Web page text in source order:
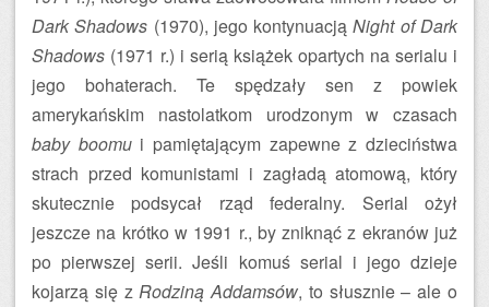
Dark Shadows (1970), jego kontynuacjąNight of Dark
Shadows (1971 r.) i serią książek opartych na serialu i
jego bohaterach. Te spędzały sen z powiek
amerykańskim nastolatkom urodzonym w czasach
baby boomui pamiętającym zapewne z dzieciństwa
strach przed komunistami i zagładą atomową, który
skutecznie podsycał rząd federalny. Serial ożył
jeszcze na krótko w 1991 r., by zniknąć z ekranów już
po pierwszej serii. Jeśli komuś serial i jego dzieje
kojarzą się zRodziną Addamsów, to słusznie – ale o